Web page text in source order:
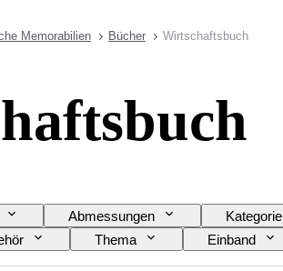
Memorabilien Bücher Wirtschaftsbuch
Abmessungen Kategorie
Thema Einband